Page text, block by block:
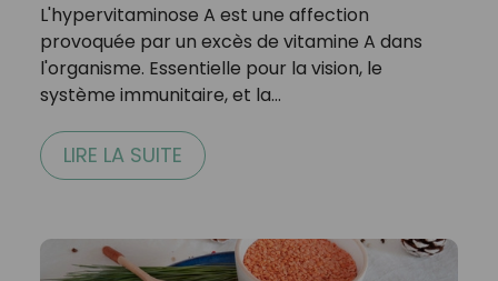
L'hypervitaminose A est une affection
provoquée par un excès de vitamine A dans
l'organisme. Essentielle pour la vision, le
système immunitaire, et la…
LIRE LA SUITE